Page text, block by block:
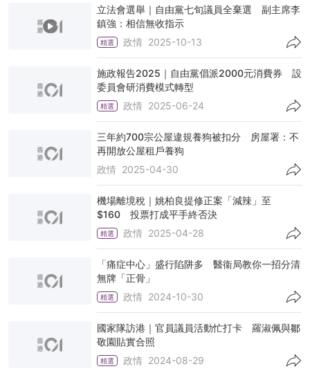
立法會選舉｜自由黨七旬議員全棄選 副主席李
鎮強：相信無收指示
精選 政情 2025-10-13
施政報告2025｜自由黨倡派2000元消費券 設
委員會研消費模式轉型
精選 政情 2025-06-24
三年約700宗公屋違規養狗被扣分 房屋署：不
再開放公屋租戶養狗
政情 2025-04-30
機場離境稅｜姚柏良提修正案「減辣」至
$160 投票打成平手終否決
精選 政情 2025-04-28
「痛症中心」盛行陷阱多 醫衞局教你一招分清
無牌「正骨」
精選 政情 2024-10-30
國家隊訪港｜官員議員活動忙打卡 羅淑佩與鄒
敬園貼實合照
精選 政情 2024-08-29